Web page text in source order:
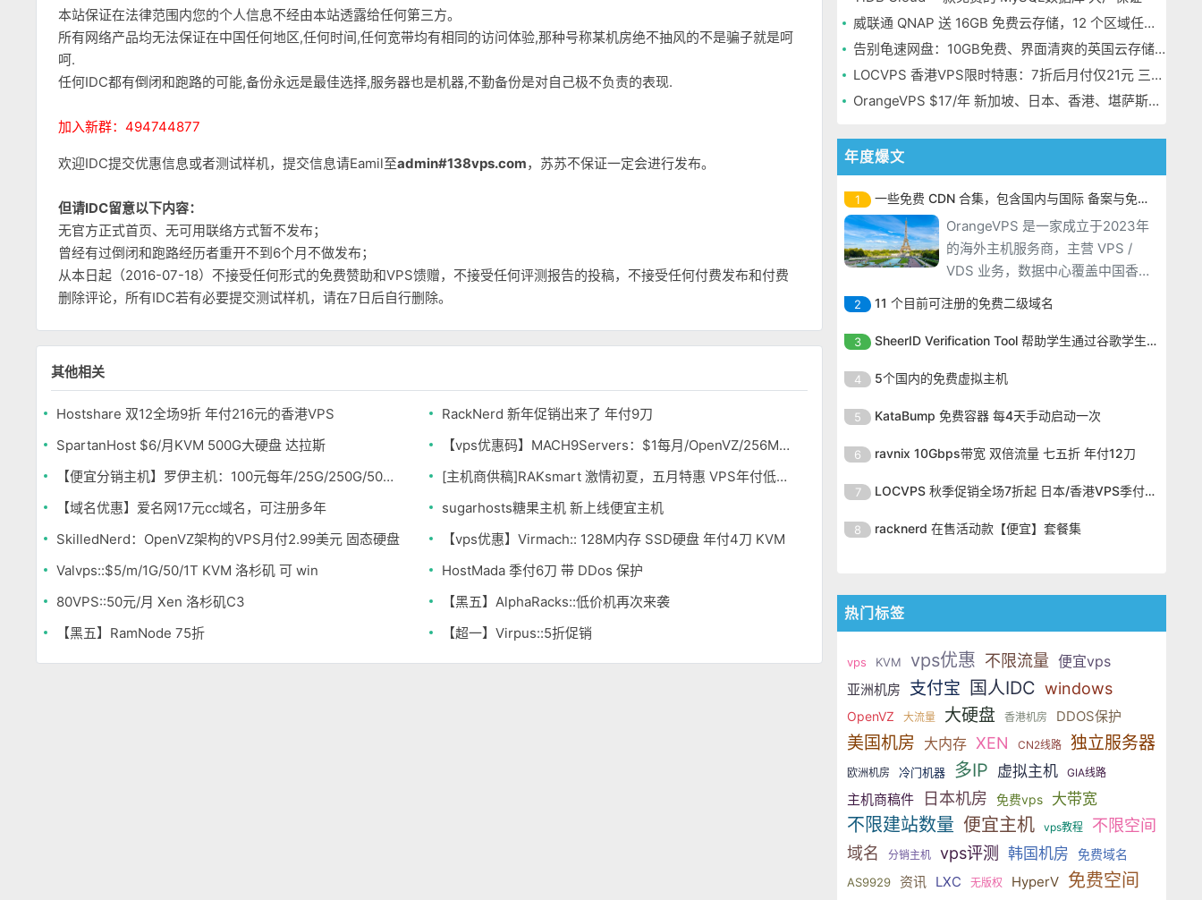
本站保证在法律范围内您的个人信息不经由本站透露给任何第三方。
所有网络产品均无法保证在中国任何地区,任何时间,任何宽带均有相同的访问体验,那种号称某机房绝不抽风的不是骗子就是呵
呵.
任何IDC都有倒闭和跑路的可能,备份永远是最佳选择,服务器也是机器,不勤备份是对自己极不负责的表现.
加入新群：494744877
欢迎IDC提交优惠信息或者测试样机，提交信息请Eamil至admin#138vps.com，苏苏不保证一定会进行发布。
但请IDC留意以下内容：
无官方正式首页、无可用联络方式暂不发布；
曾经有过倒闭和跑路经历者重开不到6个月不做发布；
从本日起（2016-07-18）不接受任何形式的免费赞助和VPS馈赠，不接受任何评测报告的投稿，不接受任何付费发布和付费
删除评论，所有IDC若有必要提交测试样机，请在7日后自行删除。
其他相关
Hostshare 双12全场9折 年付216元的香港VPS
RackNerd 新年促销出来了 年付9刀
SpartanHost $6/月KVM 500G大硬盘 达拉斯
【vps优惠码】MACH9Servers：$1每月/OpenVZ/256MB/10G SSD/2TB 芝加哥&达拉斯
【便宜分销主机】罗伊主机：100元每年/25G/250G/50用户 凤凰城/拉斯维加斯
[主机商供稿]RAKsmart 激情初夏，五月特惠 VPS年付低至163元 不限流量
【域名优惠】爱名网17元cc域名，可注册多年
sugarhosts糖果主机 新上线便宜主机
SkilledNerd：OpenVZ架构的VPS月付2.99美元 固态硬盘
【vps优惠】Virmach:: 128M内存 SSD硬盘 年付4刀 KVM
Valvps::$5/m/1G/50/1T KVM 洛杉矶 可 win
HostMada 季付6刀 带 DDos 保护
80VPS::50元/月 Xen 洛杉矶C3
【黑五】AlphaRacks::低价机再次来袭
【黑五】RamNode 75折
【超一】Virpus::5折促销
威联通 QNAP 送 16GB 免费云存储，12 个区域任选，邮箱注册即可
告别龟速网盘：10GB免费、界面清爽的英国云存储Icedrive体验
LOCVPS 香港VPS限时特惠：7折后月付仅21元 三网优化BGP线路 可选原生IP
OrangeVPS $17/年 新加坡、日本、香港、堪萨斯机房
年度爆文
1 一些免费 CDN 合集，包含国内与国际 备案与免备案
OrangeVPS 是一家成立于2023年
的海外主机服务商，主营 VPS /
VDS 业务，数据中心覆盖中国香
港、新加坡、日本、美国堪萨斯与
洛杉矶等多个地区。其 VPS 产品基
于 KVM 虚拟化架构，配备 NVMe
国两大系列。亚洲 VPS 月付低至 6
2 11 个目前可注册的免费二级域名
OrangeVPS 是一家成立于2023年
的海外主机服务商，主营 VPS /
VDS 业务，数据中心覆盖中国香
洛杉矶等多个地区。其 VPS 产品基
SSD 固态硬盘，主要分为亚洲和美
国两大系列。亚洲 VPS 月付低至 6
3 SheerID Verification Tool 帮助学生通过谷歌学生计划免费获得 Gemini Advanced
OrangeVPS 是一家成立于2023年
的海外主机服务商，主营 VPS /
VDS 业务，数据中心覆盖中国香
洛杉矶等多个地区。其 VPS 产品基
SSD 固态硬盘，主要分为亚洲和美
国两大系列。亚洲 VPS 月付低至 6
4 5个国内的免费虚拟主机
OrangeVPS 是一家成立于2023年
的海外主机服务商，主营 VPS /
VDS 业务，数据中心覆盖中国香
洛杉矶等多个地区。其 VPS 产品基
SSD 固态硬盘，主要分为亚洲和美
5 KataBump 免费容器 每4天手动启动一次
OrangeVPS 是一家成立于2023年
的海外主机服务商，主营 VPS /
VDS 业务，数据中心覆盖中国香
洛杉矶等多个地区。其 VPS 产品基
国两大系列。亚洲 VPS 月付低至 6
6 ravnix 10Gbps带宽 双倍流量 七五折 年付12刀
OrangeVPS 是一家成立于2023年
的海外主机服务商，主营 VPS /
VDS 业务，数据中心覆盖中国香
于 KVM 虚拟化架构，配备 NVMe
国两大系列。亚洲 VPS 月付低至 6
美元，美国
7 LOCVPS 秋季促销全场7折起 日本/香港VPS季付63元
OrangeVPS 是一家成立于2023年
的海外主机服务商，主营 VPS /
于 KVM 虚拟化架构，配备 NVMe
SSD 固态硬盘，主要分为亚洲和美
国两大系列。亚洲 VPS 月付低至 6
美元，美国
8 racknerd 在售活动款【便宜】套餐集
VDS 业务，数据中心覆盖中国香
于 KVM 虚拟化架构，配备 NVMe
SSD 固态硬盘，主要分为亚洲和美
国两大系列。亚洲 VPS 月付低至 6
美元，美国
热门标签
vps KVM vps优惠 不限流量 便宜vps
亚洲机房 支付宝 国人IDC windows
OpenVZ 大流量 大硬盘 香港机房 DDOS保护
美国机房 大内存 XEN CN2线路 独立服务器
欧洲机房 冷门机器 多IP 虚拟主机 GIA线路
主机商稿件 日本机房 免费vps 大带宽
不限建站数量 便宜主机 vps教程
不限空间
域名
分销主机 vps评测 韩国机房 免费域名
AS9929 资讯 LXC 无版权 HyperV 免费空间